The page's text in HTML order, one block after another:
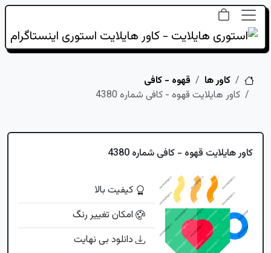
خانهکاور ها
قهوه - کافی
کاور هایلایت قهوه - کافی شماره 4380
کاور هایلایت قهوه - کافی شماره 4380
کیفیت بالا
امکان تغییر رنگ
دانلود بی نهایت